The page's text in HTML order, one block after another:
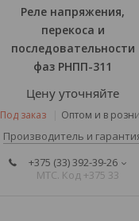
Реле напряжения,
перекоса и
последовательности
фаз РНПП-311
Цену уточняйте
Под заказ Оптом и в
Производитель и
+375 (33) 392-39-26
МТС. Код +375 33